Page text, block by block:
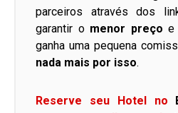
parceiros através dos
garantir o menor preço e
ganha uma pequena
nada mais por isso.
Reserve seu Hotel no